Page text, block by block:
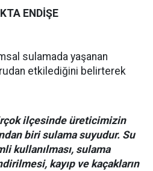
ENDİŞE
sulamada yaşanan
etkilediğini belirterek
ilçesinde üreticimizin
biri sulama suyudur. Su
kullanılması, sulama
kayıp ve kaçakların